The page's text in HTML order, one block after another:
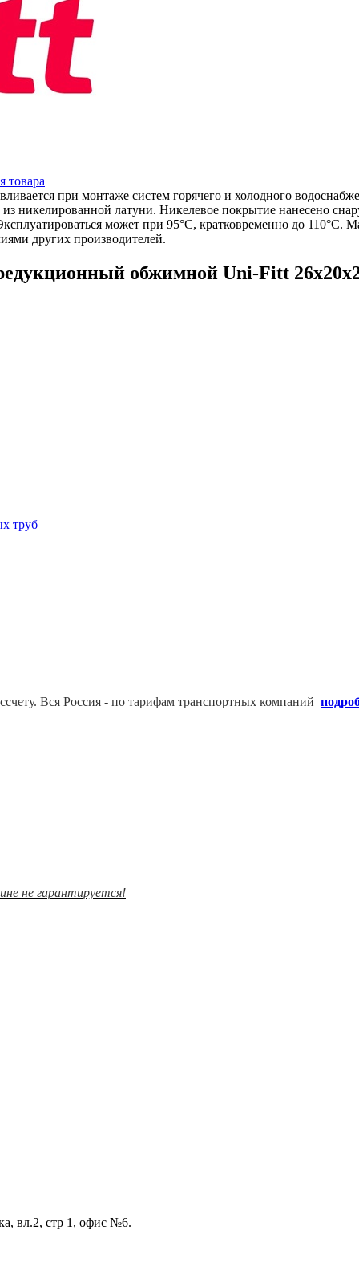
товара
при монтаже систем горячего и холодного
никелированной латуни. Никелевое покрытие нанесено
может при 95°C, кратковременно до 110°C.
других производителей.
обжимной Uni-Fitt
труб
Вся Россия - по тарифам транспортных компаний
не гарантируется!
вл.2, стр 1, офис №6.